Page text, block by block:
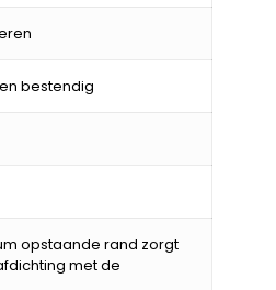
bestendig
opstaande rand zorgt
met de